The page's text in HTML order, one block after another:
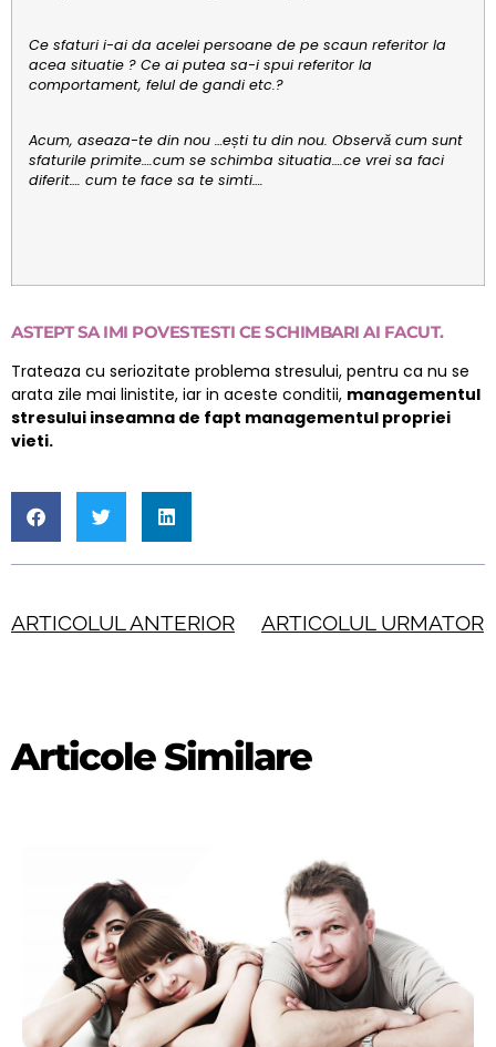
Ce sfaturi i-ai da acelei persoane de pe scaun referitor la
acea situatie ? Ce ai putea sa-i spui referitor la
comportament, felul de gandi etc.?
Acum, aseaza-te din nou …ești tu din nou. Observă cum sunt
sfaturile primite….cum se schimba situatia….ce vrei sa faci
diferit…. cum te face sa te simti….
ASTEPT SA IMI POVESTESTI CE SCHIMBARI AI FACUT.
Trateaza cu seriozitate problema stresului, pentru ca nu se
arata zile mai linistite, iar in aceste conditii, managementul
stresului inseamna de fapt managementul propriei
vieti.
ARTICOLUL ANTERIOR ARTICOLUL URMATOR
Articole Similare